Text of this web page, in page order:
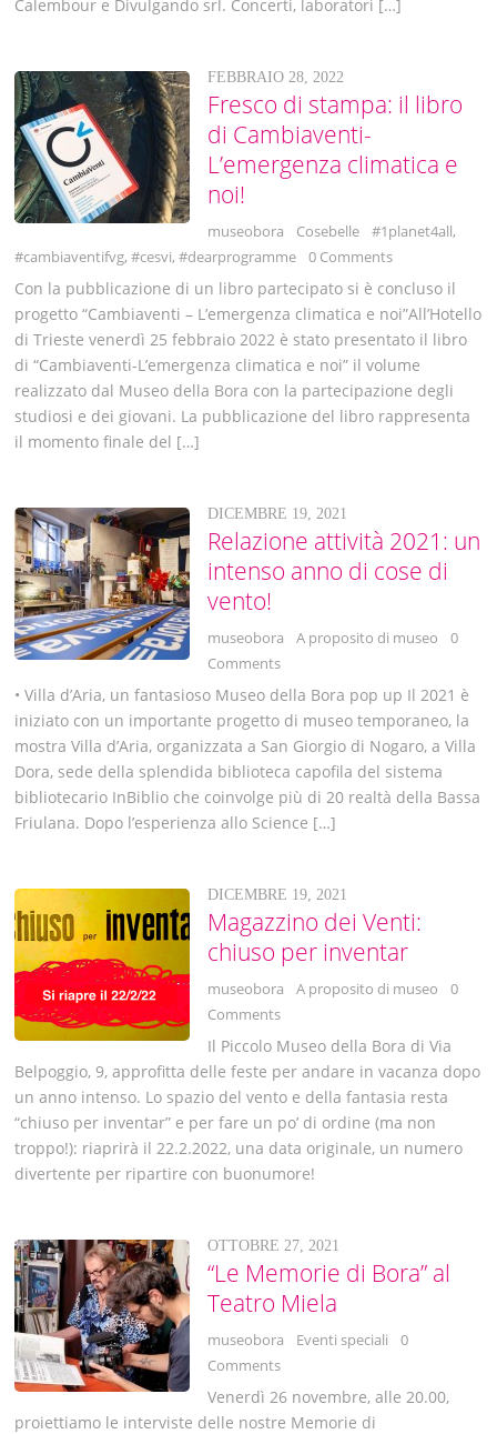
Calembour e Divulgando srl. Concerti, laboratori […]
FEBBRAIO 28, 2022
Fresco di stampa: il libro
di Cambiaventi-
L’emergenza climatica e
noi!
museobora Cosebelle #1planet4all,
#cambiaventifvg,#cesvi,#dearprogramme 0 Comments
Con la pubblicazione di un libro partecipato si è concluso il
progetto “Cambiaventi – L’emergenza climatica e noi”All’Hotello
di Trieste venerdì 25 febbraio 2022 è stato presentato il libro
di “Cambiaventi-L’emergenza climatica e noi” il volume
realizzato dal Museo della Bora con la partecipazione degli
studiosi e dei giovani. La pubblicazione del libro rappresenta
il momento finale del […]
DICEMBRE 19, 2021
Relazione attività 2021: un
intenso anno di cose di
vento!
museobora A proposito di museo
0
Comments
• Villa d’Aria, un fantasioso Museo della Bora pop up Il 2021 è
iniziato con un importante progetto di museo temporaneo, la
mostra Villa d’Aria, organizzata a San Giorgio di Nogaro, a Villa
Dora, sede della splendida biblioteca capofila del sistema
bibliotecario InBiblio che coinvolge più di 20 realtà della Bassa
Friulana. Dopo l’esperienza allo Science […]
DICEMBRE 19, 2021
Magazzino dei Venti:
chiuso per inventar
museobora A proposito di museo
0
Comments
Il Piccolo Museo della Bora di Via
Belpoggio, 9, approfitta delle feste per andare in vacanza dopo
un anno intenso. Lo spazio del vento e della fantasia resta
“chiuso per inventar” e per fare un po’ di ordine (ma non
troppo!): riaprirà il 22.2.2022, una data originale, un numero
divertente per ripartire con buonumore!
OTTOBRE 27, 2021
“Le Memorie di Bora” al
Teatro Miela
museobora Eventi speciali
0
Comments
Venerdì 26 novembre, alle 20.00,
proiettiamo le interviste delle nostre Memorie di